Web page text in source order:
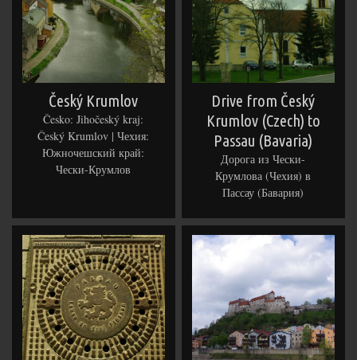
Český Krumlov
Česko: Jihočeský kraj:
Český Krumlov | Чехия:
Южночешский край:
Чески-Крумлов
Drive from Český
Krumlov (Czech) to
Passau (Bavaria)
Дорога из Чески-
Крумлова (Чехия) в
Пассау (Бавария)